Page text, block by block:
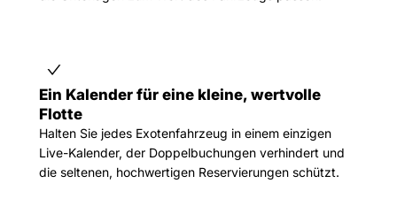
Ein Kalender für eine kleine, wertvolle
Flotte
Halten Sie jedes Exotenfahrzeug in einem einzigen
Live-Kalender, der Doppelbuchungen verhindert und
die seltenen, hochwertigen Reservierungen schützt.